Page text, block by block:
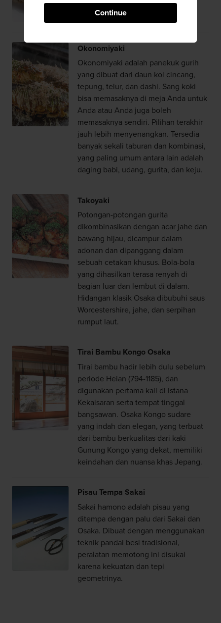
Continue
dengan sejarah panjang selama
delapan abad.
Okonomiyaki
Okonomiyaki adalah panekuk gurih
yang dibuat dari daun kol cincang,
tepung, telur, dan dashi. Sang koki
bisa memasaknya di meja Anda untuk
Anda atau Anda juga boleh
memasaknya sendiri. Pilihan terakhir
jauh lebih menyenangkan. Tersedia
banyak sekali taburan dan kombinasi,
yang paling umum antara lain adalah
daging babi, udang, gurita, dan keju.
Takoyaki
Potongan-potongan gurita
dikombinasikan dengan acar jahe dan
bawang hijau, dicampur dalam
adonan dan dipanggang dalam
sebuah cetakan khusus. Bola-bola
yang dihasilkan terasa renyah di
bagian luar dan lembut di dalam.
Hidangan klasik Osaka dibubuhi saus
Worcestershire, jahe, dan serpihan
rumput laut.
Tirai Bambu Kongo Osaka
Tirai bambu hadir lebih dulu sebelum
periode Heian (794-1185), dan
digunakan pertama kali di Istana
Kekaisaran serta tempat tinggal
bangsawan. Osaka Kongo sudare
yang indah dan elegan, yang terbuat
dari bambu berkualitas dari kaki
Gunung Kongo yang dekat, memiliki
keindahan dan nuansa khas Jepang.
Pisau Tempa Sakai
Sakai hamono adalah pisau yang
ditempa dengan palu dari Sakai dan
Osaka. Dibuat dengan menggunakan
teknik pandai besi tradisional,
peralatan memotong ini disukai
karena kekuatan dan tepi
geometrinya.